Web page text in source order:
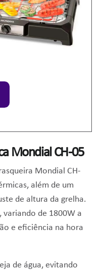
Mondial CH-05
Mondial CH-
além de um
de altura da grelha.
variando de 1800W a
e eficiência na hora
de água, evitando